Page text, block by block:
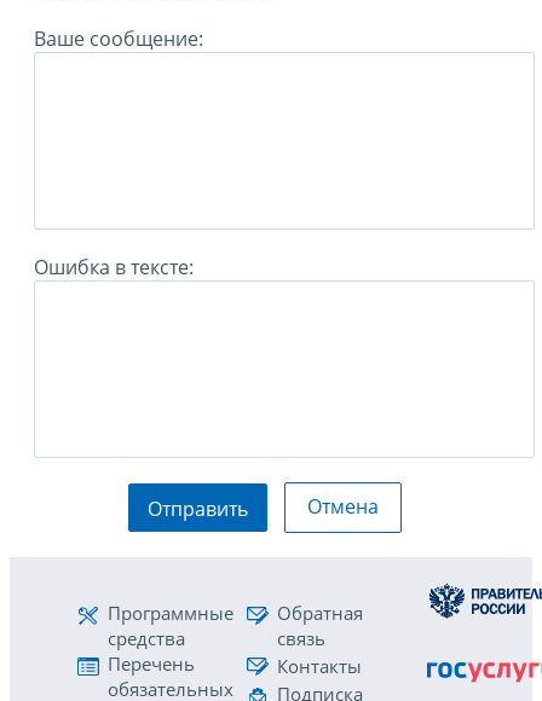
Ваше сообщение:
Ошибка в тексте:
Отправить Отмена
Программные
средства
Перечень
обязательных
Обратная
связь
Контакты
Подписка